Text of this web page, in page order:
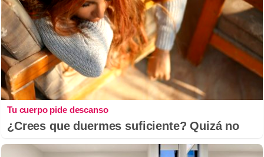
Tu cuerpo pide descanso
¿Crees que duermes suficiente? Quizá no